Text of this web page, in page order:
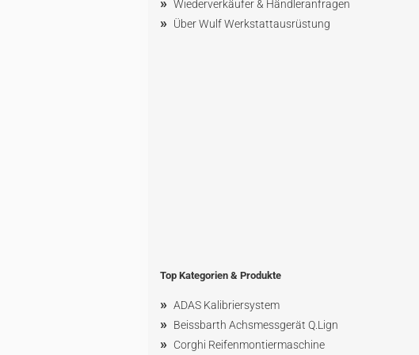
Wiederverkäufer & Händleranfragen
» Über Wulf Werkstattausrüstung
Top Kategorien & Produkte
» ADAS Kalibriersystem
» Beissbarth Achsmessgerät Q.Lign
» Corghi Reifenmontiermaschine